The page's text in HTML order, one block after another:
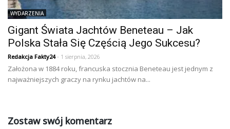
WYDARZENIA
Gigant Świata Jachtów Beneteau – Jak
Polska Stała Się Częścią Jego Sukcesu?
Redakcja Fakty24- 1 sierpnia, 2026
Założona w 1884 roku, francuska stocznia Beneteau jest jednym z
najważniejszych graczy na rynku jachtów na...
Zostaw swój komentarz